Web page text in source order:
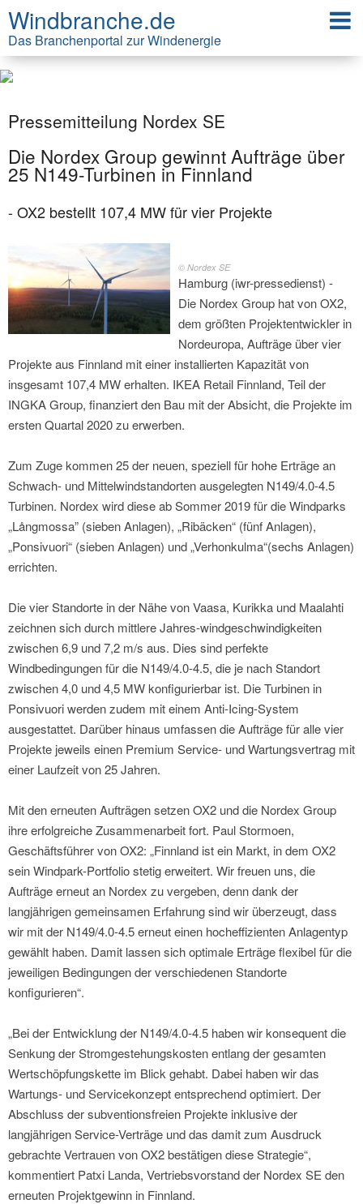
Windbranche.de
Das Branchenportal zur Windenergie
Pressemitteilung Nordex SE
Die Nordex Group gewinnt Aufträge über
25 N149-Turbinen in Finnland
- OX2 bestellt 107,4 MW für vier Projekte
© Nordex SE
Hamburg (iwr-pressedienst) -
Die Nordex Group hat von OX2,
dem größten Projektentwickler in
Nordeuropa, Aufträge über vier
Projekte aus Finnland mit einer installierten Kapazität von
insgesamt 107,4 MW erhalten. IKEA Retail Finnland, Teil der
INGKA Group, finanziert den Bau mit der Absicht, die Projekte im
ersten Quartal 2020 zu erwerben.
Zum Zuge kommen 25 der neuen, speziell für hohe Erträge an
Schwach- und Mittelwindstandorten ausgelegten N149/4.0-4.5
Turbinen. Nordex wird diese ab Sommer 2019 für die Windparks
„Långmossa” (sieben Anlagen), „Ribäcken“ (fünf Anlagen),
„Ponsivuori“ (sieben Anlagen) und „Verhonkulma“(sechs Anlagen)
errichten.
Die vier Standorte in der Nähe von Vaasa, Kurikka und Maalahti
zeichnen sich durch mittlere Jahres-windgeschwindigkeiten
zwischen 6,9 und 7,2 m/s aus. Dies sind perfekte
Windbedingungen für die N149/4.0-4.5, die je nach Standort
zwischen 4,0 und 4,5 MW konfigurierbar ist. Die Turbinen in
Ponsivuori werden zudem mit einem Anti-Icing-System
ausgestattet. Darüber hinaus umfassen die Aufträge für alle vier
Projekte jeweils einen Premium Service- und Wartungsvertrag mit
einer Laufzeit von 25 Jahren.
Mit den erneuten Aufträgen setzen OX2 und die Nordex Group
ihre erfolgreiche Zusammenarbeit fort. Paul Stormoen,
Geschäftsführer von OX2: „Finnland ist ein Markt, in dem OX2
sein Windpark-Portfolio stetig erweitert. Wir freuen uns, die
Aufträge erneut an Nordex zu vergeben, denn dank der
langjährigen gemeinsamen Erfahrung sind wir überzeugt, dass
wir mit der N149/4.0-4.5 erneut einen hocheffizienten Anlagentyp
gewählt haben. Damit lassen sich optimale Erträge flexibel für die
jeweiligen Bedingungen der verschiedenen Standorte
konfigurieren“.
„Bei der Entwicklung der N149/4.0-4.5 haben wir konsequent die
Senkung der Stromgestehungskosten entlang der gesamten
Wertschöpfungskette im Blick gehabt. Dabei haben wir das
Wartungs- und Servicekonzept entsprechend optimiert. Der
Abschluss der subventionsfreien Projekte inklusive der
langjährigen Service-Verträge und das damit zum Ausdruck
gebrachte Vertrauen von OX2 bestätigen diese Strategie“,
kommentiert Patxi Landa, Vertriebsvorstand der Nordex SE den
erneuten Projektgewinn in Finnland.